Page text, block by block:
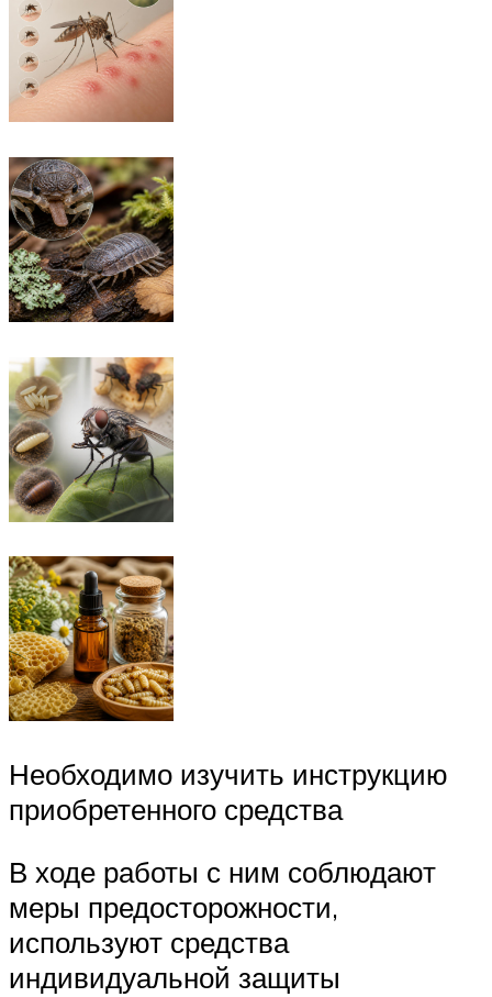
Необходимо изучить инструкцию
приобретенного средства
В ходе работы с ним соблюдают
меры предосторожности,
используют средства
индивидуальной защиты